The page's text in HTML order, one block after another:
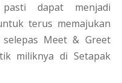
dapat menjadi
terus memajukan
Meet & Greet
miliknya di Setapak